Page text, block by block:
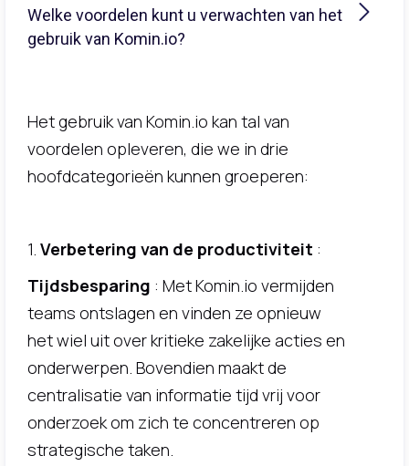
Welke voordelen kunt u verwachten van het
gebruik van Komin.io?
Het gebruik van Komin.io kan tal van
voordelen opleveren, die we in drie
hoofdcategorieën kunnen groeperen:
1. Verbetering van de productiviteit :
Tijdsbesparing : Met Komin.io vermijden
teams ontslagen en vinden ze opnieuw
het wiel uit over kritieke zakelijke acties en
onderwerpen. Bovendien maakt de
centralisatie van informatie tijd vrij voor
onderzoek om zich te concentreren op
strategische taken.